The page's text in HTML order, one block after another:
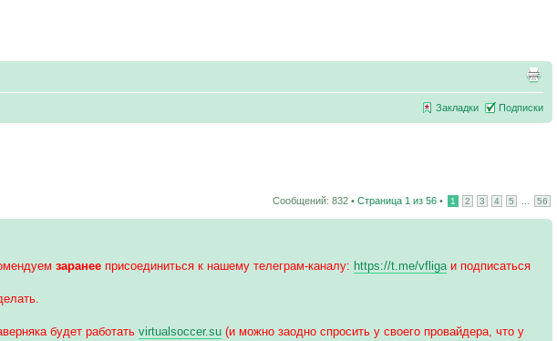
Закладки Подписки
Сообщений: 832 • Страница 1 из 56 • 1 2 3 4 5 56
заранее присоединиться к нашему телеграм-каналу: https://t.me/vfliga и подписаться
будет работатьvirtualsoccer.su (и можно заодно спросить у своего провайдера, что у